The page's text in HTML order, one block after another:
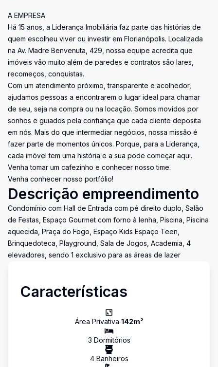
A EMPRESA
Há 15 anos, a Liderança Imobiliária faz parte das histórias de
quem escolheu viver ou investir em Florianópolis. Localizada
na Av. Madre Benvenuta, 429, nossa equipe acredita que
imóveis vão muito além de paredes e contratos são lares,
recomeços, conquistas.
Com um atendimento próximo, transparente e acolhedor,
ajudamos pessoas a encontrarem o lugar ideal para chamar
de seu, seja na compra ou na locação. Somos movidos por
sonhos e guiados pela confiança que cada cliente deposita
em nós. Mais do que intermediar negócios, nossa missão é
fazer parte de momentos únicos. Porque, para a Liderança,
cada imóvel tem uma história e a sua pode começar aqui.
Venha tomar um cafezinho e conhecer nosso time.
Venha conhecer nosso portfólio!
Descrição empreendimento
Condomínio com Hall de Entrada com pé direito duplo, Salão
de Festas, Espaço Gourmet com forno à lenha, Piscina, Piscina
aquecida, Praça do Fogo, Espaço Kids Espaço Teen,
Brinquedoteca, Playground, Sala de Jogos, Academia, 4
elevadores, sendo 1 exclusivo para as áreas de lazer
Características
Área Privativa 142m²
3 Dormitórios
4Banheiros